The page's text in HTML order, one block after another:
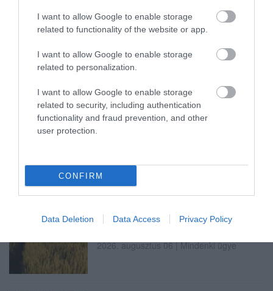
I want to allow Google to enable storage
related to functionality of the website or app.
I want to allow Google to enable storage
related to personalization.
I want to allow Google to enable storage
related to security, including authentication
functionality and fraud prevention, and other
user protection.
CONFIRM
Data Deletion Data Access Privacy Policy
HOLTAN SZÁLLÍTOTTÁK HAZA A 80 ÉVES
2026. augusztus 06|Riasztó
MAGYAR PÉTER: KIÍRJÁK AZ ELSŐ
2026. augusztus 06|Mindenki ügye